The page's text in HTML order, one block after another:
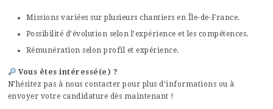
Missions variées sur plusieurs chantiers en Île-de-France.
Possibilité d’évolution selon l’expérience et les compétences.
Rémunération selon profil et expérience.
Vous êtes intéressé(e) ?
N’hésitez pas à nous contacter pour plus d’informations ou à
envoyer votre candidature dès maintenant !